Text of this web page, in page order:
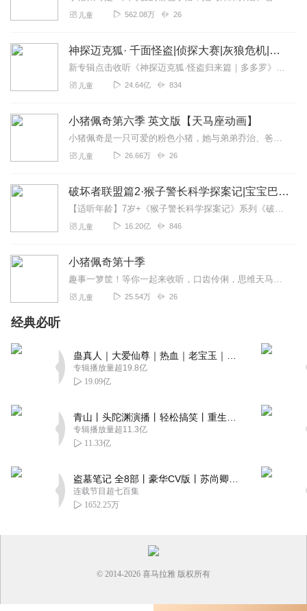
儿童 562.08万 26
神探迈克狐· 千面怪盗|侦探大赛|灰狼危机|多多罗
新专辑点击收听《神探迈克狐·怪盗归来篇｜多多罗》！！！>>>点击进入主播橱窗购买《神探迈克狐》系列图书吧!<<<多多罗故事【点击前往】收听多多罗其他好玩有趣的故...
儿童 24.64亿 834
小猪佩奇第六季 英文版【天马座动画】
小猪佩奇是一只可爱的粉色小猪，她与弟弟乔治、爸爸、妈妈快乐地住在一起。小猪佩奇最喜欢做的事情是玩游戏，打扮的漂漂亮亮，度假，以及住在小泥坑里快乐的跳上跳下。除了...
儿童 26.66万 26
破坏者联盟篇2·猴子警长科学探案记|宝宝巴士故事
【适听年龄】7岁+《猴子警长科学探案记》系列《破坏者联盟篇1·猴子警长科学探案记》>>>《破坏者联盟篇2·猴子警长科学探案记》>>>《破坏者联盟篇3·猴子警长科...
儿童 16.20亿 846
小猪佩奇第十季
趣事一箩筐！等你一起来收听，口齿伶俐，思维天马行空的佩奇，每日的任务就是分享班级里的快乐。这一切小瞬间和小美好，都会藏在宝贝们童年的时光里。
儿童 25.54万 26
经典必听
专辑播放量超19.8亿
19.09亿
专辑播放量超11.3亿
11.33亿
连载节目超七百集
1652.25万
© 2014-2026 喜马拉雅 版权所有